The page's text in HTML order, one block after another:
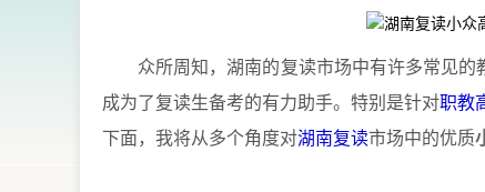
众所周知，湖南的复读市场中有许多常见
成为了复读生备考的有力助手。特别是针对职教
下面，我将从多个角度对湖南复读市场中的优质